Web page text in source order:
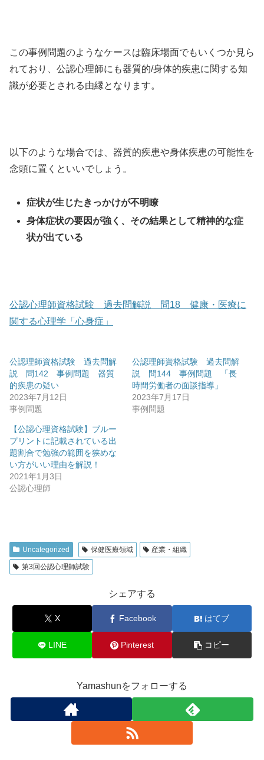
この事例問題のようなケースは臨床場面でもいくつか見ら
れており、公認心理師にも器質的/身体的疾患に関する知
識が必要とされる由縁となります。
以下のような場合では、器質的疾患や身体疾患の可能性を
念頭に置くといいでしょう。
症状が生じたきっかけが不明瞭
身体症状の要因が強く、その結果として精神的な症
状が出ている
公認心理師資格試験 過去問解説 問18 健康・医療に
関する心理学「心身症」
公認理師資格試験 過去問解
説 問142 事例問題 器質
的疾患の疑い
2023年7月12日
事例問題
公認理師資格試験 過去問解
説 問144 事例問題 「長
時間労働者の面談指導」
2023年7月17日
事例問題
【公認心理資格試験】ブルー
プリントに記載されている出
題割合で勉強の範囲を狭めな
い方がいい理由を解説！
2021年1月3日
公認心理師
Uncategorized 保健医療領域 産業・組織
第3回公認心理師試験
シェアする
X Facebook はてブ
LINE Pinterest コピー
Yamashunをフォローする